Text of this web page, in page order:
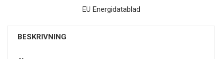
EU Energidatablad
BESKRIVNING